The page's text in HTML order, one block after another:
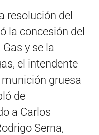
resolución del
la concesión del
y se la
el intendente
gruesa
de
a Carlos
Serna,